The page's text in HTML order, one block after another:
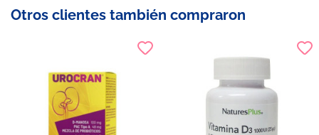
Otros clientes también compraron